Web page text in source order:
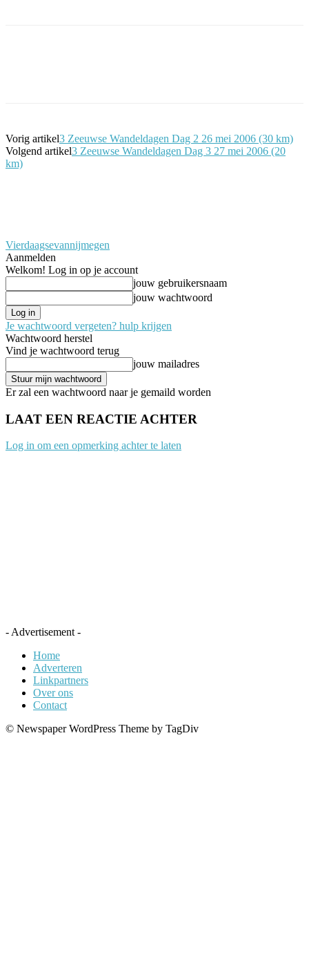
Vorig artikel3 Zeeuwse Wandeldagen Dag 2 26 mei 2006 (30 km)
Volgend artikel3 Zeeuwse Wandeldagen Dag 3 27 mei 2006 (20
km)
Vierdaagsevannijmegen
Aanmelden
Welkom! Log in op je account
jouw gebruikersnaam
jouw wachtwoord
Je wachtwoord vergeten? hulp krijgen
Wachtwoord herstel
Vind je wachtwoord terug
jouw mailadres
Er zal een wachtwoord naar je gemaild worden
LAAT EEN REACTIE ACHTER
Log in om een opmerking achter te laten
- Advertisement -
Home
Adverteren
Linkpartners
Over ons
Contact
© Newspaper WordPress Theme by TagDiv